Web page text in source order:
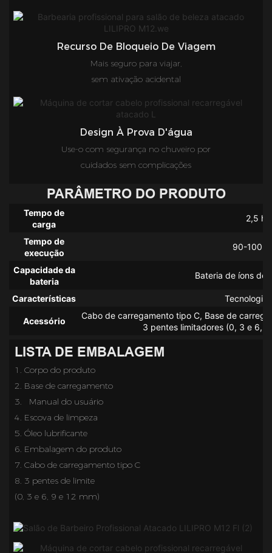
Recurso De Bloqueio De Viagem
Mais seguro para viajar,
sem ativação acidental
Design À Prova D'água
Use-o com segurança no chuveiro por
cuidados sem complicações
PARÂMETRO DO PRODUTO
Tempo de
carga
2,5
Tempo de
execução
90-100
Capacidade da
bateria
Bateria de íons de
Características Tecnologia
Acessório
Cabo de carregamento tipo C, Base de
3 pentes limitadores (0, 3 e 6,
LISTA DE EMBALAGEM
1. Corpo do produto
2. Base de carregamento
3.
Manual do usuário
4. Escova de limpeza
5. Óleo lubrificante
6. Embalagem do produto
7. Cabo de carregamento tipo C
8. 3 pentes de limite
(0, 3 e 6, 9 e 12 mm)